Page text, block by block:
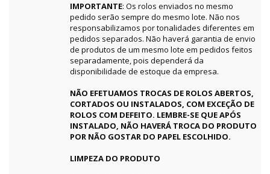
IMPORTANTE: Os rolos enviados no mesmo
pedido serão sempre do mesmo lote. Não nos
responsabilizamos por tonalidades diferentes em
pedidos separados. Não haverá garantia de envio
de produtos de um mesmo lote em pedidos feitos
separadamente, pois dependerá da
disponibilidade de estoque da empresa.
NÃO EFETUAMOS TROCAS DE ROLOS ABERTOS,
CORTADOS OU INSTALADOS, COM EXCEÇÃO DE
ROLOS COM DEFEITO. LEMBRE-SE QUE APÓS
INSTALADO, NÃO HAVERÁ TROCA DO PRODUTO
POR NÃO GOSTAR DO PAPEL ESCOLHIDO.
LIMPEZA DO PRODUTO